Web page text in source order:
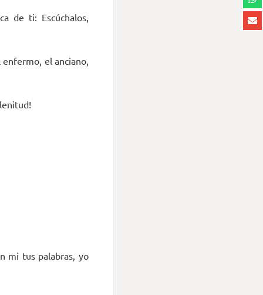
de ti: Escúchalos,
el anciano,
mi tus palabras, yo